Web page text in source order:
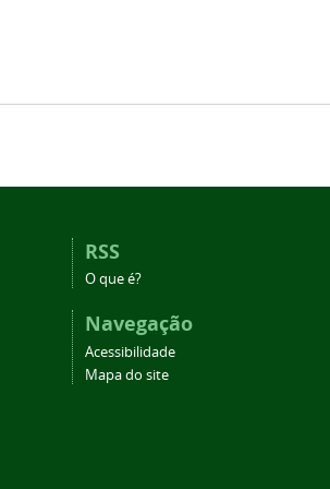
RSS
O que é?
Navegação
Acessibilidade
Mapa do site